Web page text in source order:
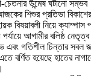
চেতনার উন্মেষ ঘটানো সম্ভব।
আজকের শিশুর প্রতিভা
বিষয়াবলী নিয়ে
আগামীর বলিষ্ঠ নেতৃত্ব
গতিশীল চিন্তার সবল
বর্ণিত হয়েছে হাতের